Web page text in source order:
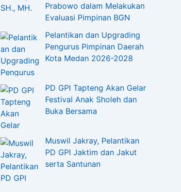
Prabowo dalam Melakukan
Evaluasi Pimpinan BGN
Pelantikan dan Upgrading
Pengurus Pimpinan Daerah
Kota Medan 2026-2028
PD GPI Tapteng Akan Gelar
Festival Anak Sholeh dan
Buka Bersama
Muswil Jakray, Pelantikan
PD GPI Jaktim dan Jakut
serta Santunan